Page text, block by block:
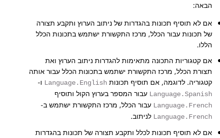
הבאה:
אם לא תוסיף תכונות בהגדרות של ניתוב הערוץ ותקבע תצורה
של תכונות עבור הכלל, מרכז התקשורת ישתמש בתכונות הכלל
הללו.
אם קטגוריות התכונה מתאימות להגדרות ניתוב הערוץ ואת
תצורת הכלל, מרכז התקשורת ישתמש בתכונות הכלל עבור אותה
קטגוריה. לדוגמה, אם תוסיף תכונות Language.English ו-
Language.Spanish עבור המספר בערוץ הקול ותוסיף
Language.French עבור הכלל, מרכז התקשורת ישתמש ב-
Language.French לניתוב.
אם לא תוסיף תכונות לכלל ותקבע תצורה של תכונות בהגדרות